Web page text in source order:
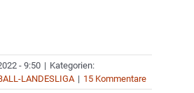
- 9:50 | Kategorien:
LANDESLIGA | 15 Kommentare